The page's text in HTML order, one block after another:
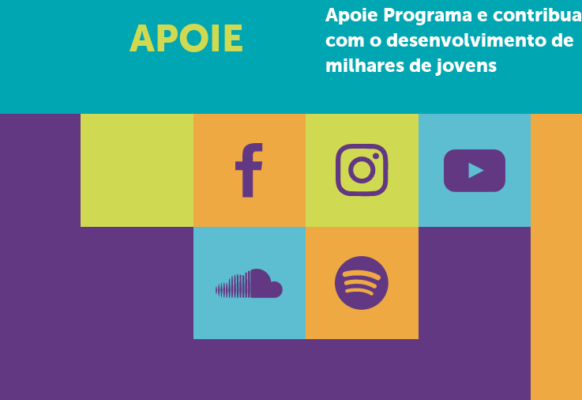
APOIE
Apoie Programa e contribua
com o desenvolvimento de
milhares de jovens
FacebookInstagram